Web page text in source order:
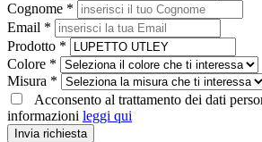
Cognome *
Email *
Prodotto *
Colore *
Misura *
Acconsento al trattamento dei dati
informazioni leggi qui
Invia richiesta